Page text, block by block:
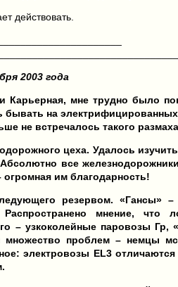
действовать.
2003 года
мне трудно было
бывать на
не встречалось такого
цеха. Удалось
все
им благодарность!
резервом. «Гансы» –
мнение, что
– узкоколейные паровозы Гр,
множество проблем – немцы
электровозы EL3